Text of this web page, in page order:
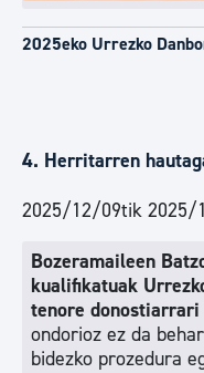
2025eko Urrezko
4. Herritarren
2025/12/09tik 2025/
Bozeramaileen
kualifikatuak
tenore
ondorioz ez da
bidezko prozedura